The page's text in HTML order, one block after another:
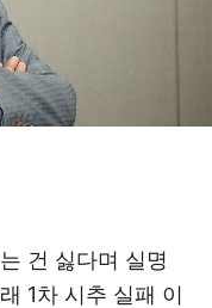
건 싫다며 실명
1차 시추 실패 이